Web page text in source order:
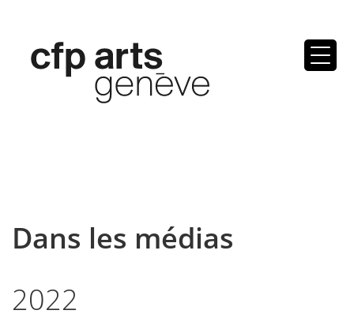
Dans les médias
2022